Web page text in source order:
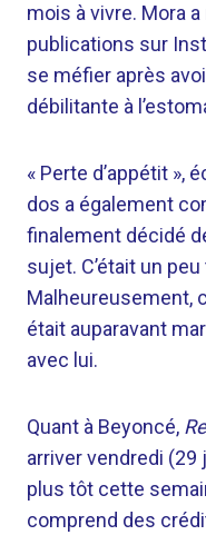
mois à vivre. Mora
publications sur
se méfier après
débilitante à
« Perte d’appétit »,
dos a également
finalement décidé
sujet. C’était un
Malheureusement,
était auparavant
avec lui.
Quant à Beyoncé,
arriver vendredi
plus tôt cette
comprend des